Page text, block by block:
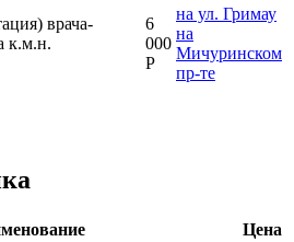
врача-
к.м.н.
6
000
Р
на ул. Гримау
на
Мичуринском
пр-те
Цена